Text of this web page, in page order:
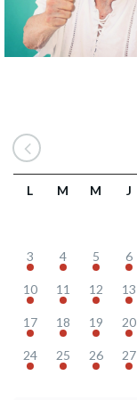
L M M J
3 4 5 6
10 11 12 13
17 18 19 20
24 25 26 27